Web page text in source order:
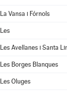
La Vansa i Fórnols
Les
Les Avellanes i Santa
Les Borges Blanques
Les Oluges